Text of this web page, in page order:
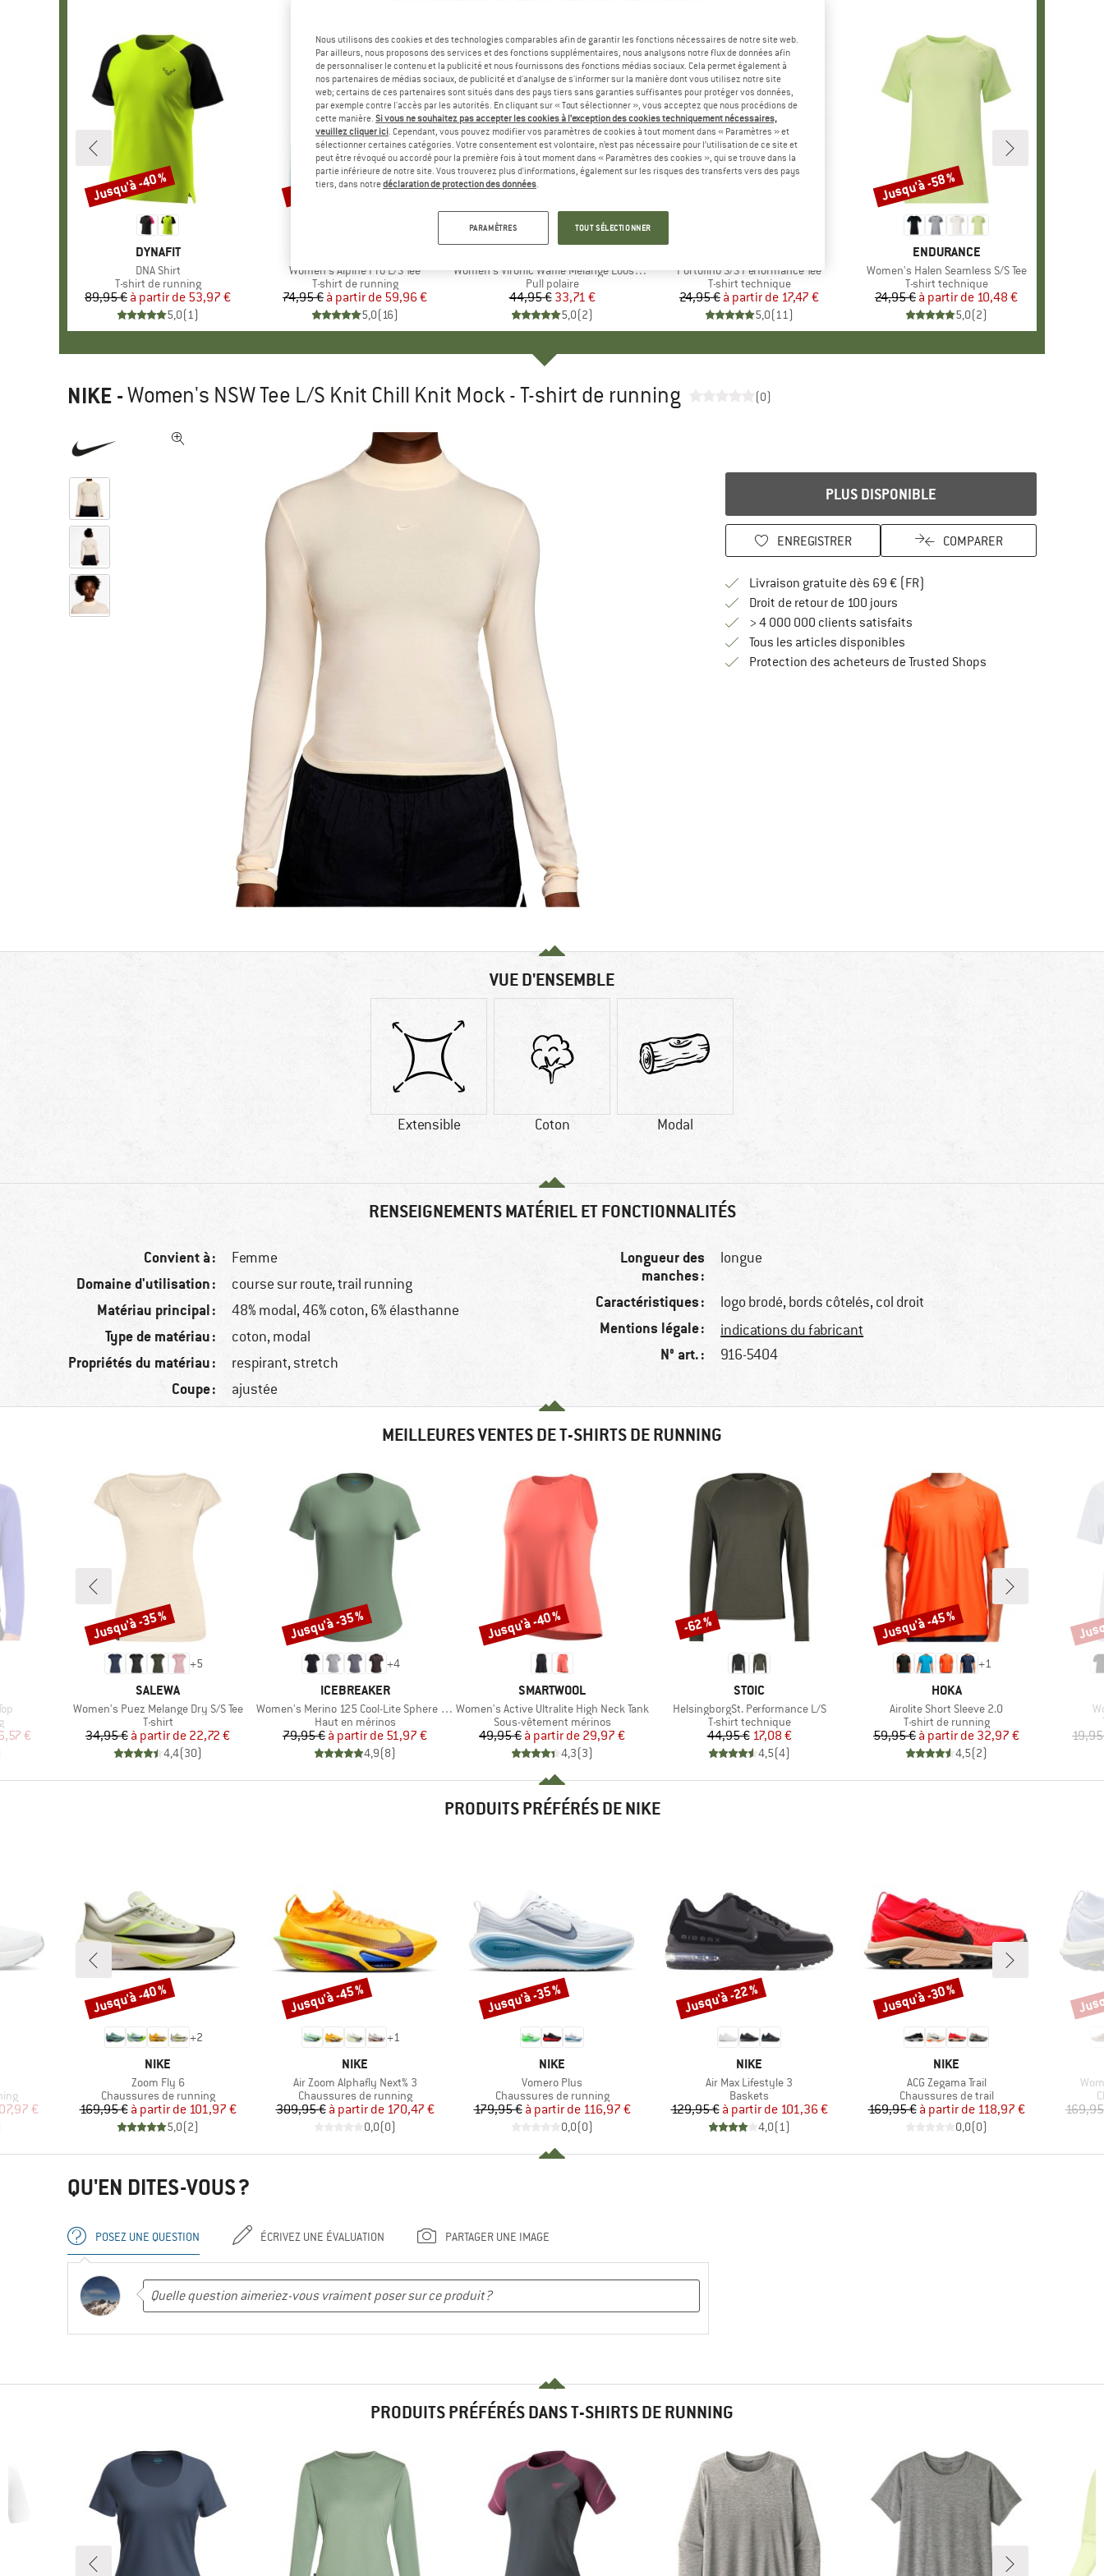
MARQUE
DYNAFIT
Article
DNA Shirt
Product group
T-shirt de running
Prix
89,95 € Prix réduit
à partir de 53,97 €
5,0(1)
Remise
Jusqu'à -40 %
Article
Women's Alpine Pro L/S Tee
Product group
T-shirt de running
Prix
74,95 € Prix réduit
à partir de 59,96 €
5,0(16)
Remise
Jusqu'à -20 %
Article
Women's Vironic Waffle Melange Loose Fit Midlayer
Product group
Pull polaire
Prix
44,95 €Prix réduit
33,71 €
5,0(2)
Remise
-25 %
Article
Portofino S/S Performance Tee
Product group
T-shirt technique
Prix
24,95 € Prix réduit
à partir de 17,47 €
5,0(11)
Jusqu'à -30 %
MARQUE
ENDURANCE
Article
Women's Halen Seamless S/S Tee
Product group
T-shirt technique
Prix
24,95 € Prix réduit
à partir de 10,48 €
5,0(2)
Remise
Jusqu'à -58 %
NIKE -Women's NSW Tee L/S Knit Chill Knit Mock - T-shirt de running (0)
PLUS DISPONIBLE
ENREGISTRER COMPARER
Livraison gratuite dès 69 € (FR)
Droit de retour de 100 joursTrouve les informations de
> 4 000 000 clients satisfaits
Tous les articles disponibles
Protection des acheteurs de Trusted ShopsTrouve toutes les
VUE D'ENSEMBLE
Extensible Coton Modal
RENSEIGNEMENTS MATÉRIEL ET FONCTIONNALITÉS
Convient à : Femme
Domaine d'utilisation : course sur route, trail running
Matériau principal : 48% modal, 46% coton, 6% élasthanne
Type de matériau : coton, modal
Propriétés du matériau : respirant, stretch
Coupe : ajustée
Longueur des
manches :
longue
Caractéristiques : logo brodé, bords côtelés, col droit
Mentions légale : indications du fabricant
N° art. : 916-5404
MEILLEURES VENTES DE T-SHIRTS DE RUNNING
€
+5
MARQUE
SALEWA
Article
Women's Puez Melange Dry S/S Tee
Product group
T-shirt
Prix
34,95 € Prix réduit
à partir de 22,72 €
4,4(30)
Remise
Jusqu'à -35 %
+4
MARQUE
ICEBREAKER
Article
Women's Merino 125 Cool-Lite Sphere III S/S Tee
Product group
Haut en mérinos
Prix
79,95 € Prix réduit
à partir de 51,97 €
4,9(8)
Remise
Jusqu'à -35 %
MARQUE
SMARTWOOL
Article
Women's Active Ultralite High Neck Tank
Product group
Sous-vêtement mérinos
Prix
49,95 € Prix réduit
à partir de 29,97 €
4,3(3)
Remise
Jusqu'à -40 %
MARQUE
STOIC
Article
HelsingborgSt. Performance L/S
Product group
T-shirt technique
Prix
44,95 €Prix réduit
17,08 €
4,5(4)
Remise
-62 %
+1
MARQUE
HOKA
Article
Airolite Short Sleeve 2.0
Product group
T-shirt de running
Prix
59,95 € Prix réduit
à partir de 32,97 €
4,5(2)
Remise
Jusqu'à -45 %
PRODUITS PRÉFÉRÉS DE NIKE
€
+2
MARQUE
NIKE
Article
Zoom Fly 6
Product group
Chaussures de running
Prix
169,95 € Prix réduit
à partir de 101,97 €
5,0(2)
Remise
Jusqu'à -40 %
+1
MARQUE
NIKE
Article
Air Zoom Alphafly Next% 3
Product group
Chaussures de running
Prix
309,95 € Prix réduit
à partir de 170,47 €
0,0(0)
Remise
Jusqu'à -45 %
MARQUE
NIKE
Article
Vomero Plus
Product group
Chaussures de running
Prix
179,95 € Prix réduit
à partir de 116,97 €
0,0(0)
Remise
Jusqu'à -35 %
MARQUE
NIKE
Article
Air Max Lifestyle 3
Product group
Baskets
Prix
129,95 € Prix réduit
à partir de 101,36 €
4,0(1)
Remise
Jusqu'à -22 %
MARQUE
NIKE
Article
ACG Zegama Trail
Product group
Chaussures de trail
Prix
169,95 € Prix réduit
à partir de 118,97 €
0,0(0)
Remise
Jusqu'à -30 %
QU'EN DITES-VOUS ?
POSEZ UNE QUESTION ÉCRIVEZ UNE ÉVALUATION PARTAGER UNE IMAGE
PRODUITS PRÉFÉRÉS DANS T-SHIRTS DE RUNNING
Nous utilisons des cookies et des technologies comparables afin de garantir les fonctions nécessaires de notre site web.
Par ailleurs, nous proposons des services et des fonctions supplémentaires, nous analysons notre flux de données afin
de personnaliser le contenu et la publicité et nous fournissons des fonctions médias sociaux. Cela permet également à
nos partenaires de médias sociaux, de publicité et d'analyse de s'informer sur la manière dont vous utilisez notre site
web; certains de ces partenaires sont situés dans des pays tiers sans garanties suffisantes pour protéger vos données,
par exemple contre l'accès par les autorités. En cliquant sur « Tout sélectionner », vous acceptez que nous procédions de
cette manière. Si vous ne souhaitez pas accepter les cookies à l’exception des cookies techniquement nécessaires,
veuillez cliquer ici. Cependant, vous pouvez modifier vos paramètres de cookies à tout moment dans « Paramètres » et
sélectionner certaines catégories. Votre consentement est volontaire, n’est pas nécessaire pour l’utilisation de ce site et
peut être révoqué ou accordé pour la première fois à tout moment dans « Paramètres des cookies », qui se trouve dans la
partie inférieure de notre site. Vous trouverez plus d'informations, également sur les risques des transferts vers des pays
tiers, dans notredéclaration de protection des données.
PARAMÈTRES TOUT SÉLECTIONNER